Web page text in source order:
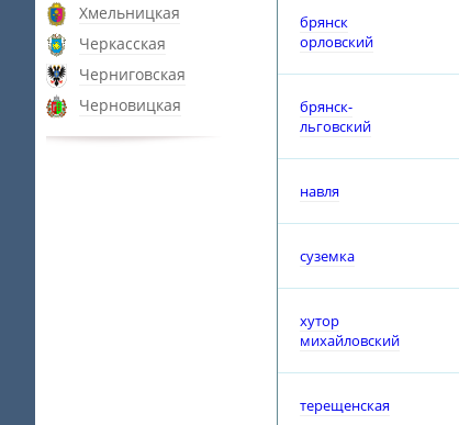
Хмельницкая
Черкасская
Черниговская
Черновицкая
брянск
орловский
брянск-
льговский
навля
суземка
хутор
михайловский
терещенская